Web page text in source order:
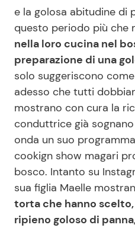
News benessere
Salute
Viaggi e Turismo
Festività
Seguici
e la golosa abitudine di
questo periodo più che
nella loro cucina nel
preparazione di una
solo suggeriscono
adesso che tutti
mostrano con cura la
conduttrice già
onda un suo
cookign show magari
bosco. Intanto su
sua figlia Maelle
torta che hanno
ripieno goloso di